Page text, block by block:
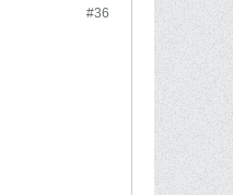
#36